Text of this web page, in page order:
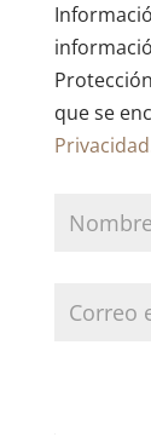
que se